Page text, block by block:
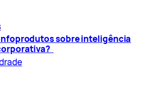
sobre inteligência